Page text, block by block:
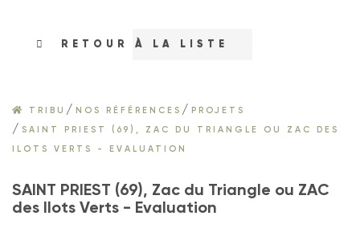
RETOUR À LA LISTE
TRIBU / NOS RÉFÉRENCES / PROJETS
/ SAINT PRIEST (69), ZAC DU TRIANGLE OU ZAC DES
ILOTS VERTS - EVALUATION
SAINT PRIEST (69), Zac du Triangle ou ZAC
des Ilots Verts - Evaluation